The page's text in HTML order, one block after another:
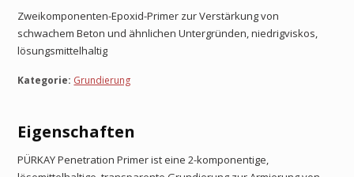
Zweikomponenten-Epoxid-Primer zur Verstärkung von
schwachem Beton und ähnlichen Untergründen, niedrigviskos,
lösungsmittelhaltig
Kategorie: Grundierung
Eigenschaften
PÜRKAY Penetration Primer ist eine 2-komponentige,